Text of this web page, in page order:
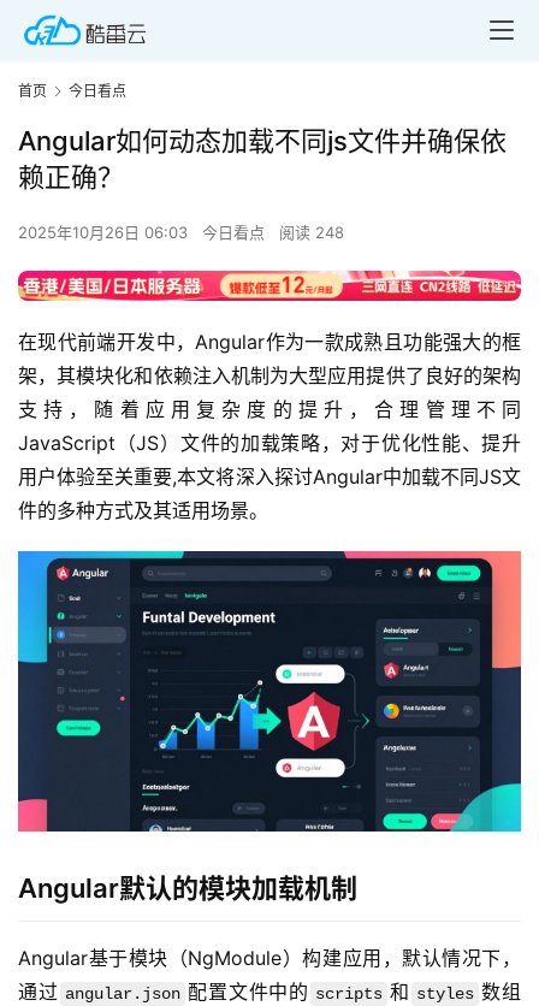
首页 今日看点
Angular如何动态加载不同js文件并确保依
赖正确？
2025年10月26日 06:03 今日看点 阅读 248
在现代前端开发中，Angular作为一款成熟且功能强大的框
架，其模块化和依赖注入机制为大型应用提供了良好的架构
支持，随着应用复杂度的提升，合理管理不同
JavaScript（JS）文件的加载策略，对于优化性能、提升
用户体验至关重要,本文将深入探讨Angular中加载不同JS文
件的多种方式及其适用场景。
Angular默认的模块加载机制
Angular基于模块（NgModule）构建应用，默认情况下，
通过 angular.json 配置文件中的 scripts 和 styles 数组